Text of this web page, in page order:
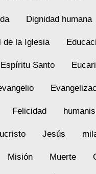
Dignidad humana
de la Iglesia
Espíritu Santo
Felicidad
Jesús
Misión Muerte